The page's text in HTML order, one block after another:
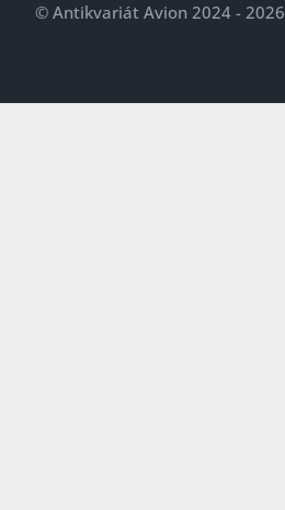
© Antikvariát Avion 2024 - 2026